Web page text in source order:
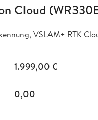
Cloud
VSLAM+ RTK
1.999,00€
0,00